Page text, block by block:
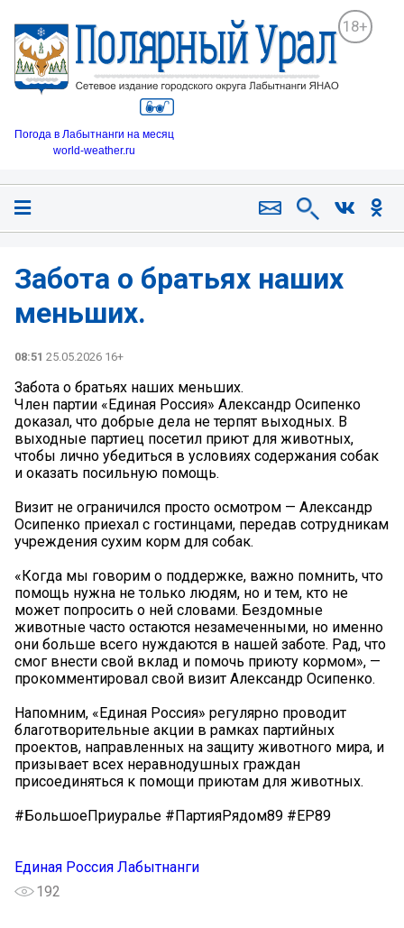
18+
Погода в Лабытнанги на месяц
world-weather.ru
Забота о братьях наших
меньших.
08:51 25.05.2026 16+
Забота о братьях наших меньших.
Член партии «Единая Россия» Александр Осипенко
доказал, что добрые дела не терпят выходных. В
выходные партиец посетил приют для животных,
чтобы лично убедиться в условиях содержания собак
и оказать посильную помощь.
Визит не ограничился просто осмотром — Александр
Осипенко приехал с гостинцами, передав сотрудникам
учреждения сухим корм для собак.
«Когда мы говорим о поддержке, важно помнить, что
помощь нужна не только людям, но и тем, кто не
может попросить о ней словами. Бездомные
животные часто остаются незамеченными, но именно
они больше всего нуждаются в нашей заботе. Рад, что
смог внести свой вклад и помочь приюту кормом», —
прокомментировал свой визит Александр Осипенко.
Напомним, «Единая Россия» регулярно проводит
благотворительные акции в рамках партийных
проектов, направленных на защиту животного мира, и
призывает всех неравнодушных граждан
присоединяться к помощи приютам для животных.
#БольшоеПриуралье #ПартияРядом89 #ЕР89
Единая Россия Лабытнанги
192